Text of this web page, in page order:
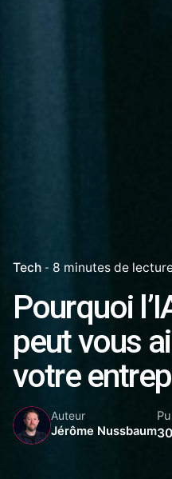
Tech 8 minutes de
Pourquoi
peut vous
votre
Auteur
Jérôme Nussbaum